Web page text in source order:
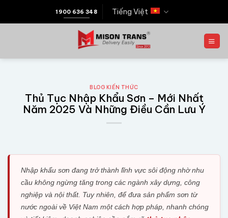
1900 636 348 Tiếng Việt
BLOG KIẾN THỨC
Thủ Tục Nhập Khẩu Sơn – Mới Nhất
Năm 2025 Và Những Điều Cần Lưu Ý
Nhập khẩu sơn đang trở thành lĩnh vực sôi động nhờ nhu
cầu không ngừng tăng trong các ngành xây dựng, công
nghiệp và nội thất. Tuy nhiên, để đưa sản phẩm sơn từ
nước ngoài về Việt Nam một cách hợp pháp, nhanh chóng